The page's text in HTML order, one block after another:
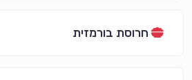
חרוסת בורמזית